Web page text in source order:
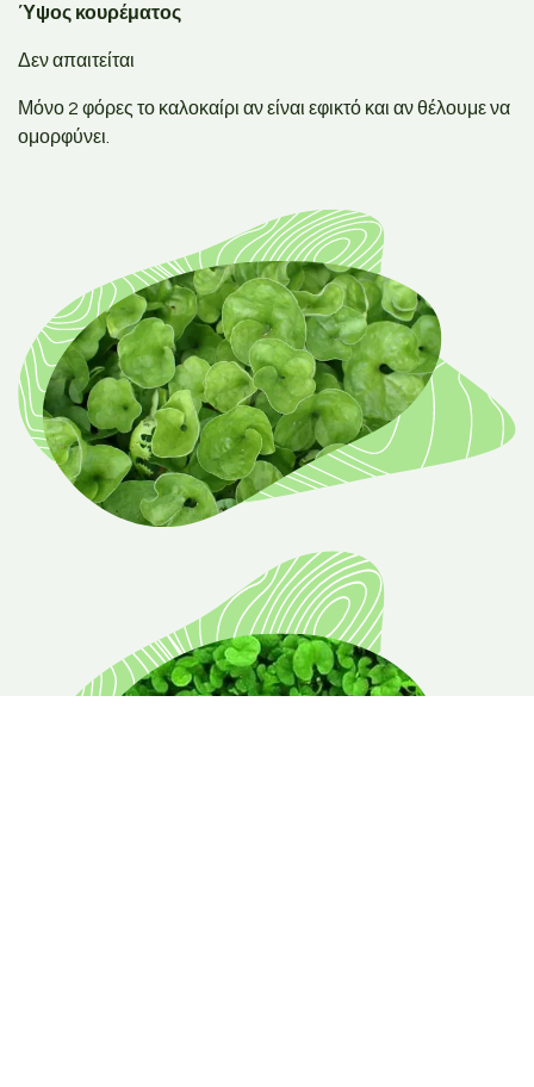
Ύψος κουρέματος
Δεν απαιτείται
Μόνο 2 φόρες το καλοκαίρι αν είναι εφικτό και αν θέλουμε να
ομορφύνει.